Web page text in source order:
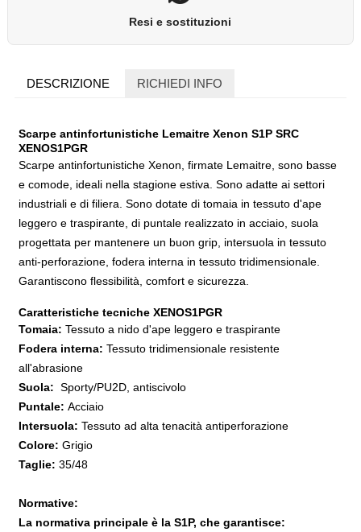
Resi e sostituzioni
DESCRIZIONE RICHIEDI INFO
Scarpe antinfortunistiche Lemaitre Xenon S1P SRC
XENOS1PGR
Scarpe antinfortunistiche Xenon, firmate Lemaitre, sono basse
e comode, ideali nella stagione estiva. Sono adatte ai settori
industriali e di filiera. Sono dotate di tomaia in tessuto d'ape
leggero e traspirante, di puntale realizzato in acciaio, suola
progettata per mantenere un buon grip, intersuola in tessuto
anti-perforazione, fodera interna in tessuto tridimensionale.
Garantiscono flessibilità, comfort e sicurezza.
Caratteristiche tecniche XENOS1PGR
Tomaia: Tessuto a nido d'ape leggero e traspirante
Fodera interna: Tessuto tridimensionale resistente
all'abrasione
Suola: Sporty/PU2D, antiscivolo
Puntale: Acciaio
Intersuola: Tessuto ad alta tenacità antiperforazione
Colore: Grigio
Taglie: 35/48
Normative:
La normativa principale è la S1P, che garantisce: